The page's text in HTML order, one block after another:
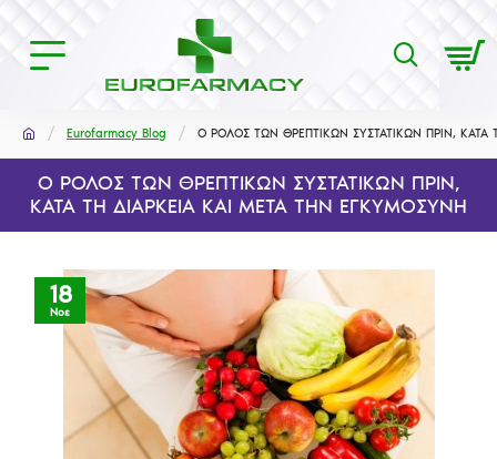
Eurofarmacy Blog Ο ΡΟΛΟΣ ΤΩΝ ΘΡΕΠΤΙΚΩΝ ΣΥΣΤΑΤΙΚΩΝ ΠΡΙΝ, ΚΑΤΑ
Ο ΡΟΛΟΣ ΤΩΝ ΘΡΕΠΤΙΚΩΝ ΣΥΣΤΑΤΙΚΩΝ ΠΡΙΝ,
ΚΑΤΑ ΤΗ ΔΙΑΡΚΕΙΑ KΑΙ ΜΕΤΑ ΤΗΝ ΕΓΚΥΜΟΣΥΝΗ
18
Νοε